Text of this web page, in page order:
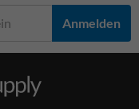
Anmelden